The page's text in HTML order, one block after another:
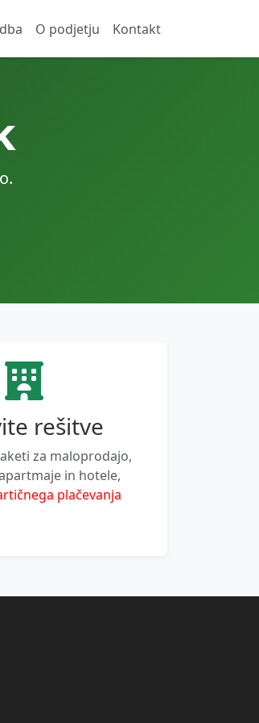
O podjetju Kontakt
rešitve
za maloprodajo,
in hotele,
plačevanja